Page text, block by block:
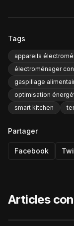
Tags
appareils
électroménager
gaspillage
optimisation
smart kitchen
Partager
Facebook
Articles